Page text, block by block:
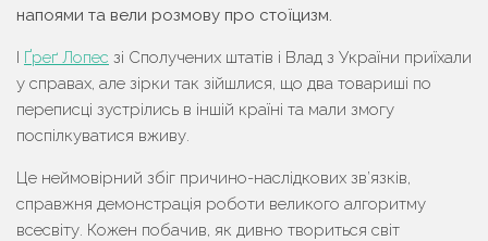
напоями та вели розмову про стоїцизм.
І Ґреґ Лопес зі Сполучених штатів і Влад з України приїхали
у справах, але зірки так зійшлися, що два товариші по
переписці зустрілись в іншій країні та мали змогу
поспілкуватися вживу.
Це неймовірний збіг причино-наслідкових зв’язків,
справжня демонстрація роботи великого алгоритму
всесвіту. Кожен побачив, як дивно твориться світ